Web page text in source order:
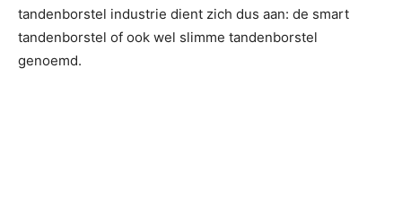
tandenborstel industrie dient zich dus aan: de smart
tandenborstel of ook wel slimme tandenborstel
genoemd.